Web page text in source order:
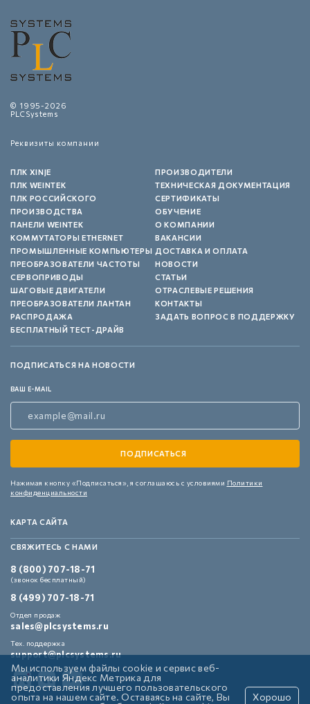
© 1995-2026
PLCSystems
Реквизиты компании
ПЛК XINJE
ПЛК WEINTEK
ПЛК РОССИЙСКОГО
ПРОИЗВОДСТВА
ПАНЕЛИ WEINTEK
КОММУТАТОРЫ ETHERNET
ПРОМЫШЛЕННЫЕ КОМПЬЮТЕРЫ
ПРЕОБРАЗОВАТЕЛИ ЧАСТОТЫ
СЕРВОПРИВОДЫ
ШАГОВЫЕ ДВИГАТЕЛИ
ПРЕОБРАЗОВАТЕЛИ ЛАНТАН
РАСПРОДАЖА
БЕСПЛАТНЫЙ ТЕСТ-ДРАЙВ
ПРОИЗВОДИТЕЛИ
ТЕХНИЧЕСКАЯ ДОКУМЕНТАЦИЯ
СЕРТИФИКАТЫ
ОБУЧЕНИЕ
О КОМПАНИИ
ВАКАНСИИ
ДОСТАВКА И ОПЛАТА
НОВОСТИ
СТАТЬИ
ОТРАСЛЕВЫЕ РЕШЕНИЯ
КОНТАКТЫ
ЗАДАТЬ ВОПРОС В ПОДДЕРЖКУ
ПОДПИСАТЬСЯ НА НОВОСТИ
ВАШ E-MAIL
Нажимая кнопку «Подписаться», я соглашаюсь с условиями Политики
конфиденциальности
КАРТА САЙТА
СВЯЖИТЕСЬ С НАМИ
8 (800) 707-18-71
(звонок бесплатный)
8 (499) 707-18-71
Отдел продаж
sales@plcsystems.ru
Тех. поддержка
support@plcsystems.ru
Мы используем файлы cookie и сервис веб-
аналитики Яндекс Метрика для
предоставления лучшего пользовательского
опыта на нашем сайте. Оставаясь на сайте, Вы
Хорошо